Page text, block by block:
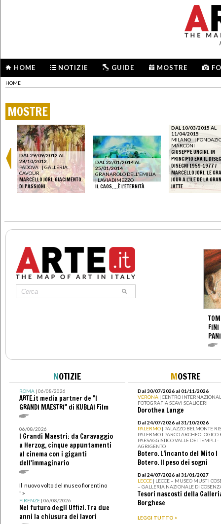
HOME NOTIZIE GUIDE MOSTRE
HOME
MOSTRE
DAL 29/09/2012 AL
28/10/2012
PADOVA
| GALLERIA
CAVOUR
MARCELLO JORI. GIACIMENTO
DI PASSIONI
DAL 22/01/2014 AL
25/01/2014
GRANAROLO DELL'EMILIA
|LAVIADIMEZZO
IL CAOS….È L'ETERNITÀ
DAL 10/03/2015 AL
11/04/2015
MILANO |
MARCONI
GIUSEPPE UNCINI. IN
PRINCIPIO ERA IL
DISEGNI 1959-1977 /
MARCELLO JORI. LE
JOUR A L'ILE DE LA
JATTE
FINI
NOTIZIE
ROMA| 06/08/2026
ARTE.it media partner de "I
GRANDI MAESTRI" di KUBLAI Film
06/08/2026
I Grandi Maestri: da Caravaggio
a Herzog, cinque appuntamenti
al cinema con i giganti
dell'immaginario
Il nuovo volto del museo fiorentino
">
FIRENZE| 06/08/2026
Nel futuro degli Uffizi. Tra due
anni la chiusura dei lavori
MOSTRE
Dal 30/07/2026 al 01/11/2026
VERONA | CENTRO
FOTOGRAFIA SCAVI SCALIGERI
Dorothea Lange
Dal 24/07/2026 al 31/10/2026
PALERMO | PALAZZO BELMONTE
PALERMO I PARCO ARCHEOLOGICO
PAESAGGISTICO VALLE DEI TEMPLI -
AGRIGENTO
Botero. L’incanto del Mito I
Botero. Il peso dei sogni
Dal 24/07/2026 al 31/01/2027
LECCE | LECCE – MUSEO MUST I
– GALLERIA NAZIONALE DI
Tesori nascosti della
Borghese
LEGGI TUTTO >